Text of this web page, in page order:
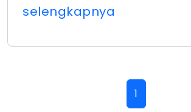
selengkapnya
1